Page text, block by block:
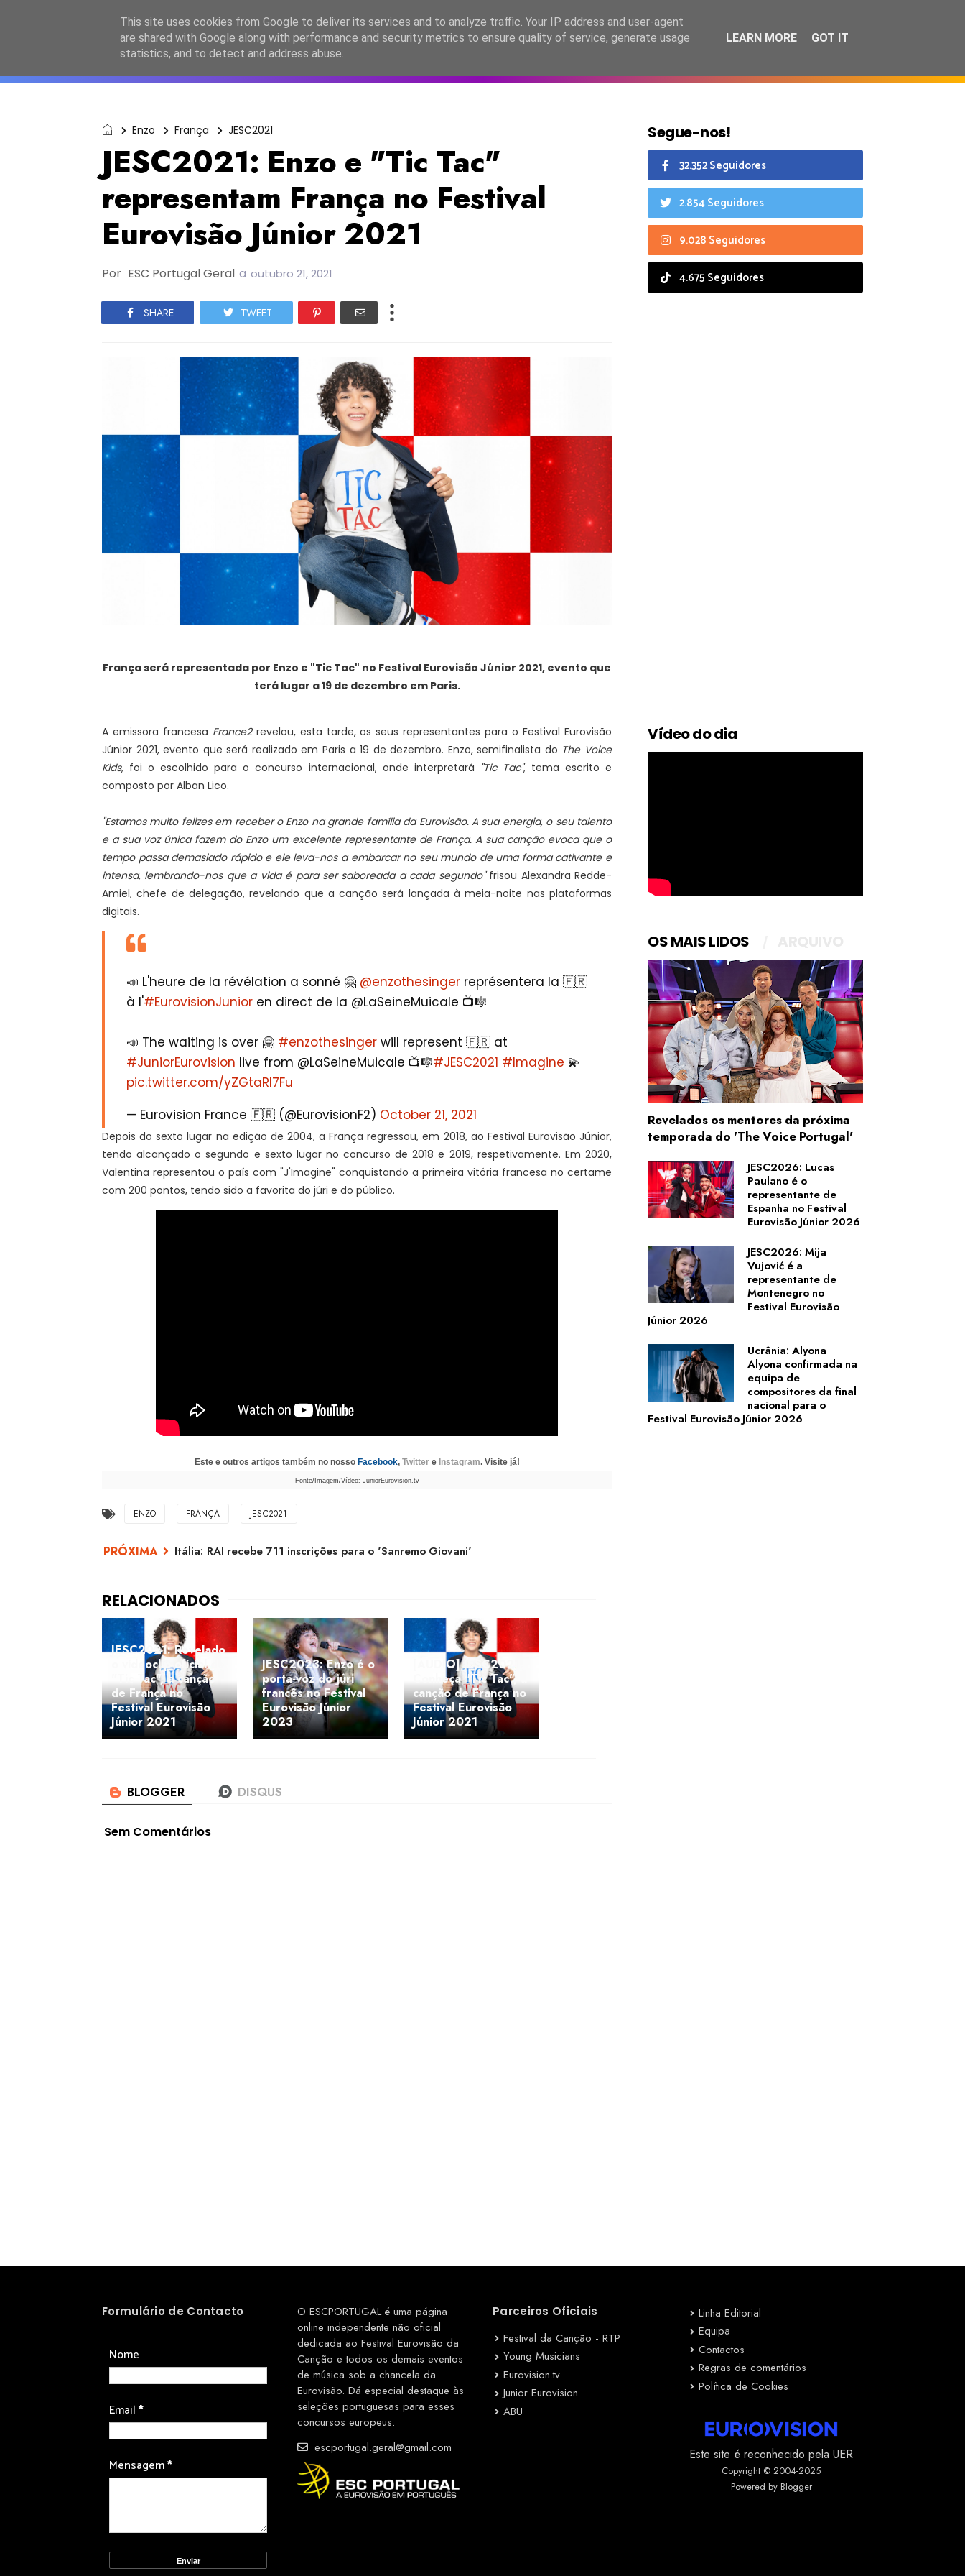
ESC2027 JESC2026 FC2026 EASC2026 PORTUGAL LANÇAMENTOS ESPECIAIS CALENDÁRIO
Enzo França JESC2021
JESC2021: Enzo e "Tic Tac"
representam França no Festival
Eurovisão Júnior 2021
Por ESC Portugal Geral a outubro 21, 2021
SHARE TWEET
França será representada por Enzo e "Tic Tac" no Festival Eurovisão Júnior 2021, evento que
terá lugar a 19 de dezembro em Paris.
A emissora francesa France2revelou, esta tarde, os seus representantes para o Festival Eurovisão
Júnior 2021, evento que será realizado em Paris a 19 de dezembro. Enzo, semifinalista do The Voice
Kids, foi o escolhido para o concurso internacional, onde interpretará "Tic Tac", tema escrito e
composto por Alban Lico.
"Estamos muito felizes em receber o Enzo na grande família da Eurovisão. A sua energia, o seu talento
e a sua voz única fazem do Enzo um excelente representante de França. A sua canção evoca que o
tempo passa demasiado rápido e ele leva-nos a embarcar no seu mundo de uma forma cativante e
intensa, lembrando-nos que a vida é para ser saboreada a cada segundo"frisou Alexandra Redde-
Amiel, chefe de delegação, revelando que a canção será lançada à meia-noite nas plataformas
digitais.
📣 L'heure de la révélation a sonné 🤗 @enzothesinger représentera la 🇫🇷
à l'#EurovisionJunior en direct de la @LaSeineMuicale 📺🎼
📣 The waiting is over 🤗 #enzothesinger will represent 🇫🇷 at
#JuniorEurovision live from @LaSeineMuicale 📺🎼#JESC2021 #Imagine 💫
pic.twitter.com/yZGtaRl7Fu
— Eurovision France 🇫🇷 (@EurovisionF2) October 21, 2021
Depois do sexto lugar na edição de 2004, a França regressou, em 2018, ao Festival Eurovisão Júnior,
tendo alcançado o segundo e sexto lugar no concurso de 2018 e 2019, respetivamente. Em 2020,
Valentina representou o país com "J'Imagine" conquistando a primeira vitória francesa no certame
com 200 pontos, tendo sido a favorita do júri e do público.
Este e outros artigos também no nosso Facebook, Twittere Instagram. Visite já!
Fonte/Imagem/Vídeo: JuniorEurovision.tv
ENZO FRANÇA JESC2021
Itália: RAI recebe 711 inscrições para o 'Sanremo Giovani'
JESC2021: Revelado
o videoclip oficial de
"Tic Tac", a canção
de França no
Festival Eurovisão
Júnior 2021
JESC2023: Enzo é o
porta-voz do júri
francês no Festival
Eurovisão Júnior
2023
[ÁUDIO] JESC2021:
Conheça "Tic Tac", a
canção de França no
Festival Eurovisão
Júnior 2021
Sem Comentários
Segue-nos!
32.352 Seguidores
2.854 Seguidores
9.028 Seguidores
4.675 Seguidores
Vídeo do dia
OS MAIS LIDOS
Revelados os mentores da próxima
temporada do 'The Voice Portugal'
JESC2026: Lucas
Paulano é o
representante de
Espanha no Festival
Eurovisão Júnior 2026
JESC2026: Mija
Vujović é a
representante de
Montenegro no
Festival Eurovisão
Júnior 2026
Ucrânia: Alyona
Alyona confirmada na
equipa de
compositores da final
nacional para o
Festival Eurovisão Júnior 2026
Formulário de Contacto
Nome
Email*
Mensagem*
O ESCPORTUGAL é uma página
online independente não oficial
dedicada ao Festival Eurovisão da
Canção e todos os demais eventos
de música sob a chancela da
Eurovisão. Dá especial destaque às
seleções portuguesas para esses
concursos europeus.
escportugal.geral@gmail.com
Parceiros Oficiais
Festival da Canção - RTP
Young Musicians
Eurovision.tv
Junior Eurovision
ABU
Linha Editorial
Equipa
Contactos
Regras de comentários
Política de Cookies
Este site é reconhecido pela UER
Copyright © 2004-2025
Powered by Blogger
This site uses cookies from Google to deliver its services and to analyze traffic. Your IP address and user-agent
are shared with Google along with performance and security metrics to ensure quality of service, generate usage
statistics, and to detect and address abuse.
LEARN MORE GOT IT